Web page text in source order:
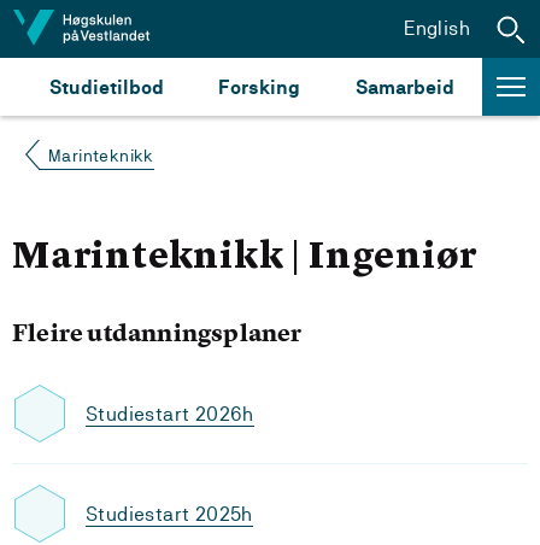
Hopp til innhald
Studietilbod Forsking Samarbeid
English
Marinteknikk
Marinteknikk | Ingeniør
Fleire utdanningsplaner
Studiestart 2026h
Studiestart 2025h